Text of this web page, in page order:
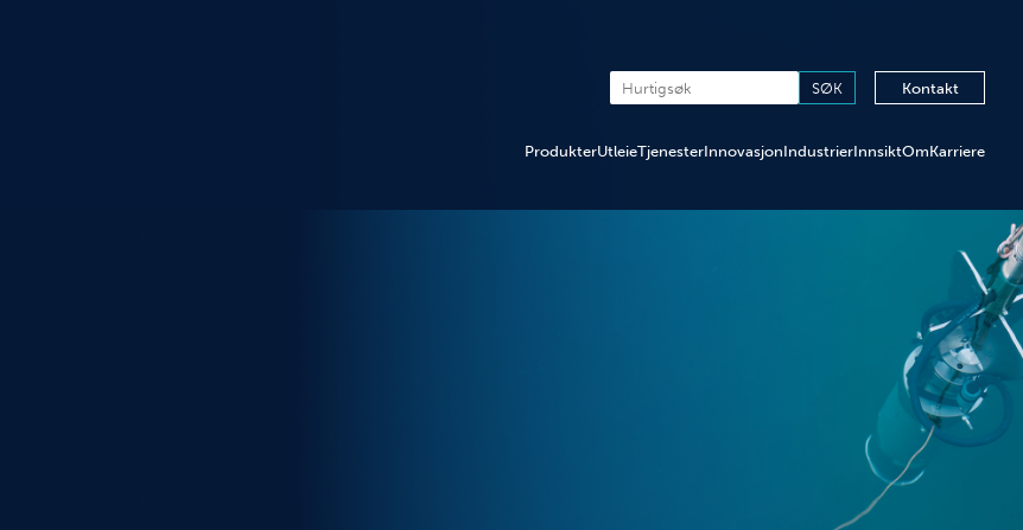
Kontakt
ProdukterUtleieTjenesterInnovasjonIndustrierInnsiktOmKarriere